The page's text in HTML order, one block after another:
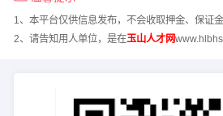
1、本平台仅供信息发布，不会收取押金、保证
2、请告知用人单位，是在玉山人才网